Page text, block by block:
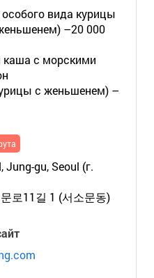
особого вида курицы
–20 000
каша с морскими
с женьшенем) –
Jung-gu, Seoul (г.
로11길 1 (서소문동)